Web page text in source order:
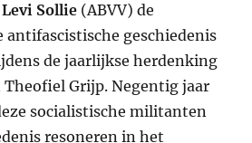
Levi Sollie (ABVV) de
geschiedenis
de jaarlijkse herdenking
Theofiel Grijp. Negentig jaar
socialistische militanten
resoneren in het